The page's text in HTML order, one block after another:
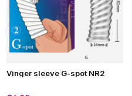
Vinger sleeve G-spot NR2